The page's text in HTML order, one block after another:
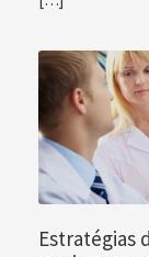
Estratégias